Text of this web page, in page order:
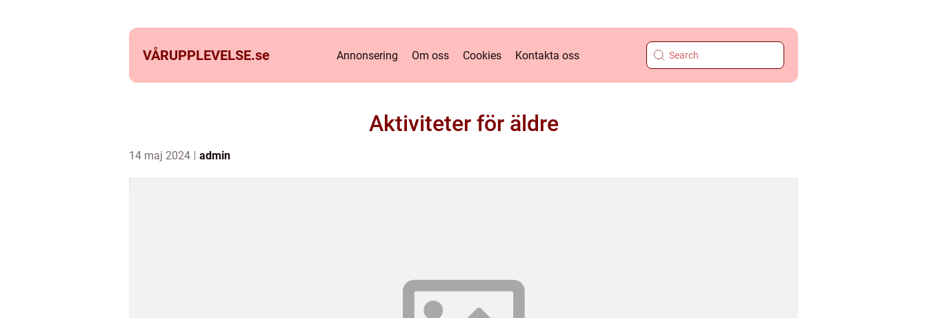
VÅRUPPLEVELSE.se Annonsering Om oss Cookies Kontakta oss
Aktiviteter för äldre
14 maj 2024 admin